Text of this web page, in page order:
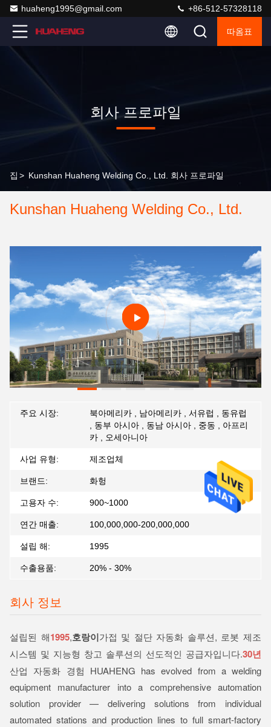
huaheng1995@gmail.com +86-512-57328118
따옴표
회사 프로파일
집 > Kunshan Huaheng Welding Co., Ltd. 회사 프로파일
Kunshan Huaheng Welding Co., Ltd.
주요 시장:
북아메리카 , 남아메리카 , 서유럽 , 동유럽
, 동부 아시아 , 동남 아시아 , 중동 , 아프리
카 , 오세아니아
사업 유형: 제조업체
브랜드: 화헝
고용자 수: 900~1000
연간 매출: 100,000,000-200,000,000
설립 해: 1995
수출용품: 20% - 30%
회사 정보
설립된 해1995,호랑이가접 및 절단 자동화 솔루션, 로봇 제조
시스템 및 지능형 창고 솔루션의 선도적인 공급자입니다.30년
산업 자동화 경험 HUAHENG has evolved from a welding
equipment manufacturer into a comprehensive automation
solution provider — delivering solutions from individual
automated stations and production lines to full smart-factory